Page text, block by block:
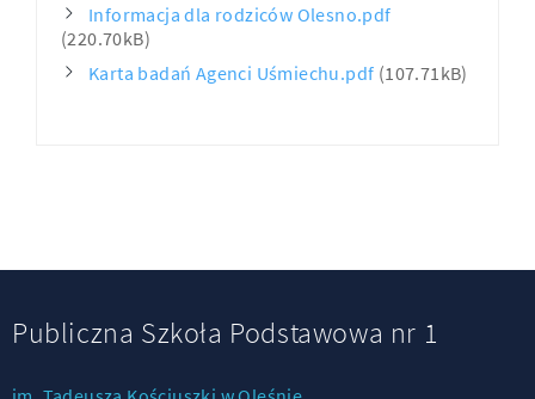
Informacja dla rodziców Olesno.pdf
(220.70kB)
Karta badań Agenci Uśmiechu.pdf (107.71kB)
Publiczna Szkoła Podstawowa nr 1